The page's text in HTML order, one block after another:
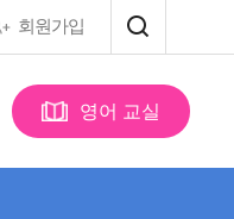
회원가입
영어 교실